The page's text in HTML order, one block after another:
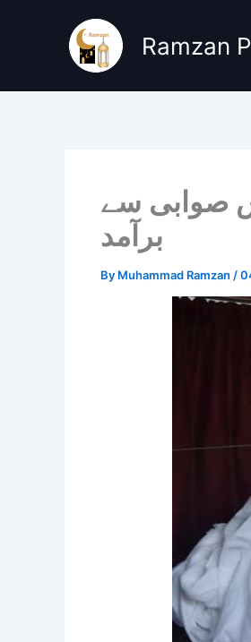
Ramzan
صوابی سے
برآمد
By Muhammad Ramzan /